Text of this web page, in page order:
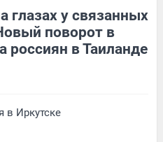
глазах у связанных
поворот в
россиян в Таиланде
в Иркутске